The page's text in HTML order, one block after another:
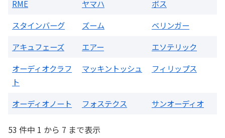
RME
ヤマハ
ボス
スタインバーグ
ズーム
ベリンガー
アキュフェーズ
エアー
エソテリック
オーディオクラフ
ト
マッキントッシュ フィリップス
オーディオノート フォステクス サンオーディオ
53 件中 1 から 7 まで表示